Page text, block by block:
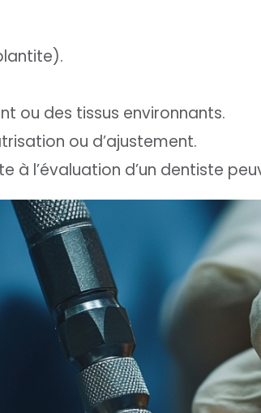
ou des tissus environnants.
ou d’ajustement.
à l’évaluation d’un dentiste